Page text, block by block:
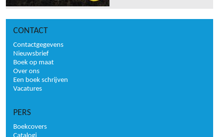
CONTACT
Contactgegevens
Nieuwsbrief
Boek op maat
Over ons
Een boek schrijven
Vacatures
PERS
Boekcovers